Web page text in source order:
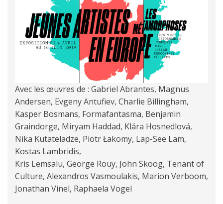
Avec les œuvres de : Gabriel Abrantes, Magnus
Andersen, Evgeny Antufiev, Charlie Billingham,
Kasper Bosmans, Formafantasma, Benjamin
Graindorge, Miryam Haddad, Klára Hosnedlová,
Nika Kutateladze, Piotr Łakomy, Lap-See Lam,
Kostas Lambridis,
Kris Lemsalu, George Rouy, John Skoog, Tenant of
Culture, Alexandros Vasmoulakis, Marion Verboom,
Jonathan Vinel, Raphaela Vogel